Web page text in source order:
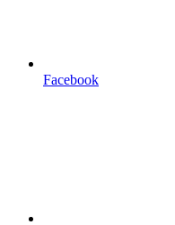
Facebook